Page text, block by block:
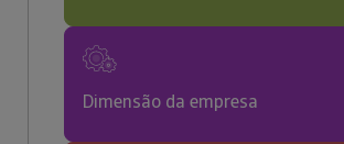
Dimensão da empresa